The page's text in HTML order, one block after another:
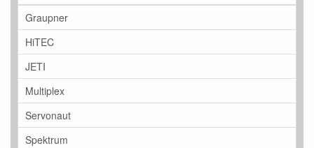
Graupner
HiTEC
JETI
Multiplex
Servonaut
Spektrum